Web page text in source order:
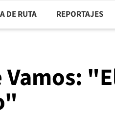
DE RUTA REPORTAJES